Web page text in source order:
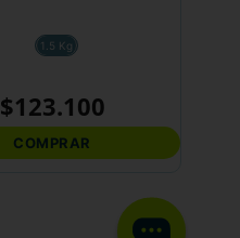
1.5 Kg
$123.100
COMPRAR